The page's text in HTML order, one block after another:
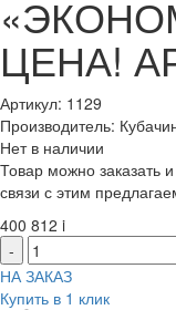
ЦЕНА!
Артикул: 1129
Производитель:
Нет в наличии
Товар можно заказать
связи с этим
400 812 i
-
НА ЗАКАЗ
Купить в 1 клик